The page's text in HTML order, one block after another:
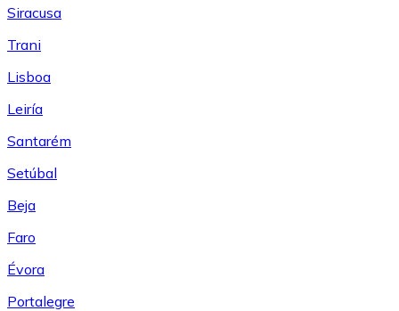
Siracusa
Trani
Lisboa
Leiría
Santarém
Setúbal
Beja
Faro
Évora
Portalegre